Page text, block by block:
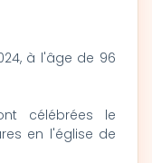
à l'âge de 96
célébrées le
en l'église de